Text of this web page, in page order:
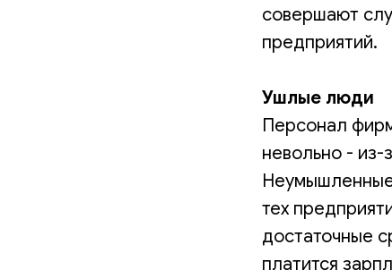
совершают
предприятий.
Ушлые люди
Персонал
невольно - из-
тех
достаточные
платится